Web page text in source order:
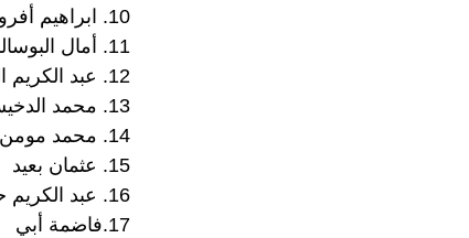
10. ابراهيم أفروخ
11. أمال البوسالمي
12. عبد الكريم الفن
13. محمد الدخيسي
14. محمد مومن
15. عثمان بعيد
16. عبد الكريم حمداني
17.فاضمة أبي